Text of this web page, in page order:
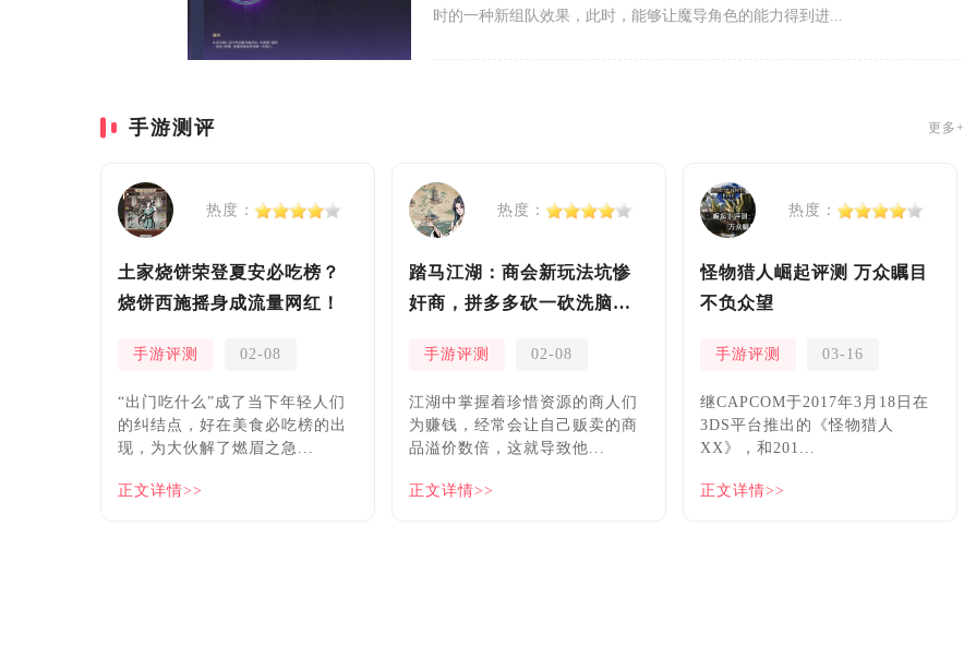
时的一种新组队效果，此时，能够让魔导角色的能力得到进...
手游测评 更多+
热度：
土家烧饼荣登夏安必吃榜？
烧饼西施摇身成流量网红！
手游评测 02-08
“出门吃什么”成了当下年轻人们
的纠结点，好在美食必吃榜的出
现，为大伙解了燃眉之急...
正文详情>>
热度：
踏马江湖：商会新玩法坑惨
奸商，拼多多砍一砍洗脑夏
手游评测 02-08
​江湖中掌握着珍惜资源的商人们
为赚钱，经常会让自己贩卖的商
品溢价数倍，这就导致他...
正文详情>>
热度：
怪物猎人崛起评测 万众瞩目
不负众望
手游评测 03-16
继CAPCOM于2017年3月18日在
3DS平台推出的《怪物猎人
XX》，和201...
正文详情>>